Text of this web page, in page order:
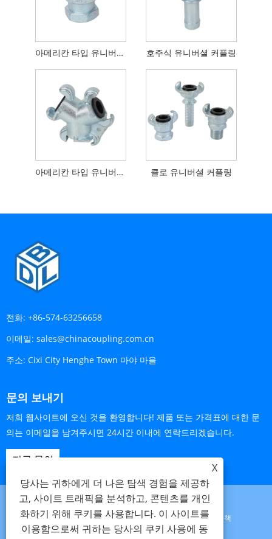
아메리칸 타입 유니버셜 커플 링 암 엔드 호주식 유니버셜 커플링
아메리칸 타입 유니버셜 커플링 3방향 커넥터 클로 유니버셜 커플링
전화: +86-574-63256658
이메일: sales@chinacoupling.com.cn
주소: Cixi City Henghe Town 마야 마을
문의 보내기
저희 웹사이트에 오신 것을 환영합니다! 제품 또는 가격표에 대한 문
의는 이메일을 남겨주시면 24시간 이내에 연락드리겠습니다.
지금 문의
Links Sitemap RSS XML 개인 정보 보호 정책
X
당사는 귀하에게 더 나은 탐색 경험을 제공하
고, 사이트 트래픽을 분석하고, 콘텐츠를 개인
화하기 위해 쿠키를 사용합니다. 이 사이트를
이용함으로써 귀하는 당사의 쿠키 사용에 동